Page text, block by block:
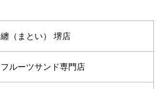
纏（まとい） 堺店
フルーツサンド専門店